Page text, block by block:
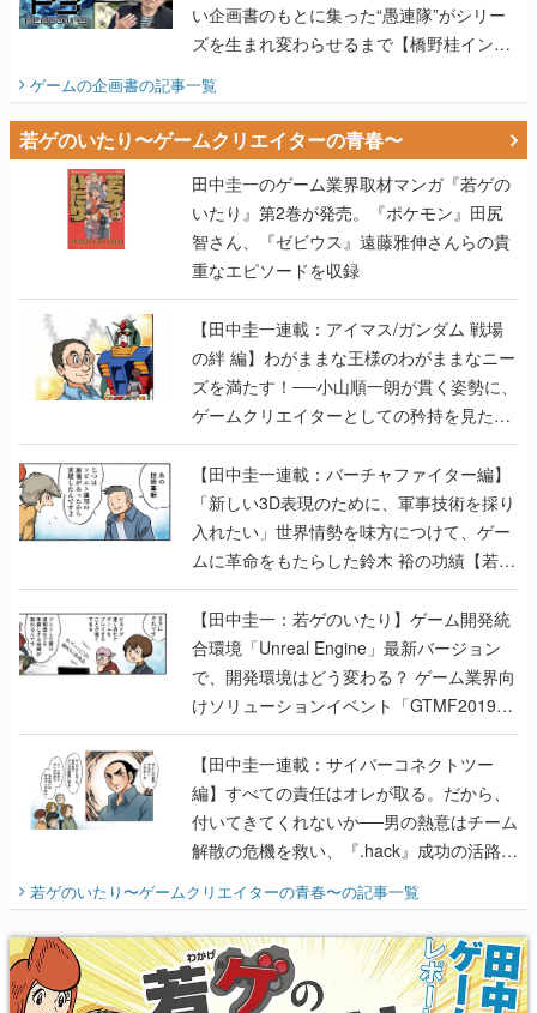
い企画書のもとに集った“愚連隊”がシリー
ズを生まれ変わらせるまで【橋野桂インタ
ビュー】
ゲームの企画書の記事一覧
若ゲのいたり〜ゲームクリエイターの青春〜
田中圭一のゲーム業界取材マンガ『若ゲの
いたり』第2巻が発売。『ポケモン』田尻
智さん、『ゼビウス』遠藤雅伸さんらの貴
重なエピソードを収録
【田中圭一連載：アイマス/ガンダム 戦場
の絆 編】わがままな王様のわがままなニー
ズを満たす！──小山順一朗が貫く姿勢に、
ゲームクリエイターとしての矜持を見た
【若ゲのいたり最終回】
【田中圭一連載：バーチャファイター編】
「新しい3D表現のために、軍事技術を採り
入れたい」世界情勢を味方につけて、ゲー
ムに革命をもたらした鈴木 裕の功績【若ゲ
のいたり】
【田中圭一：若ゲのいたり】ゲーム開発統
合環境「Unreal Engine」最新バージョン
で、開発環境はどう変わる？ ゲーム業界向
けソリューションイベント「GTMF2019」
に行って、より理解を深めよう【PR】
【田中圭一連載：サイバーコネクトツー
編】すべての責任はオレが取る。だから、
付いてきてくれないか──男の熱意はチーム
解散の危機を救い、『.hack』成功の活路を
開く。業界の快男児・松山 洋に流れる血は
『少年ジャンプ』色だった【若ゲのいた
り】
若ゲのいたり〜ゲームクリエイターの青春〜の記事一覧